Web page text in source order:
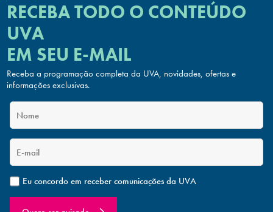
RECEBA TODO O CONTEÚDO
UVA
EM SEU E-MAIL
Receba a programação completa da UVA, novidades, ofertas e
informações exclusivas.
Eu concordo em receber comunicações da UVA